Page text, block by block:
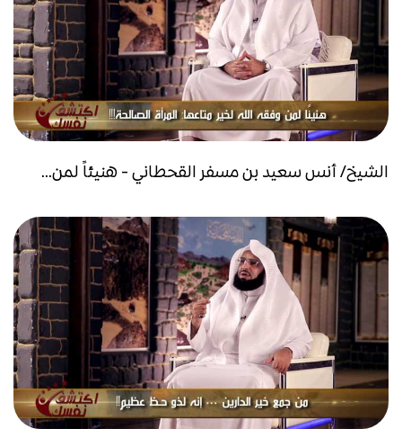
الشيخ/ أنس سعيد بن مسفر القحطاني - هنيئاً لمن...